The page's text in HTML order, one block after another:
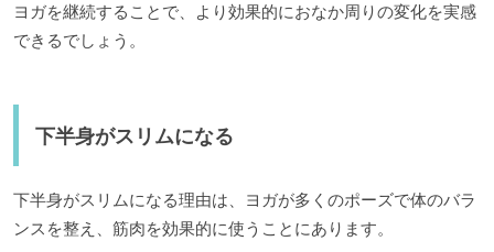
ヨガを継続することで、より効果的におなか周りの変化を実感
できるでしょう。
下半身がスリムになる
下半身がスリムになる理由は、ヨガが多くのポーズで体のバラ
ンスを整え、筋肉を効果的に使うことにあります。